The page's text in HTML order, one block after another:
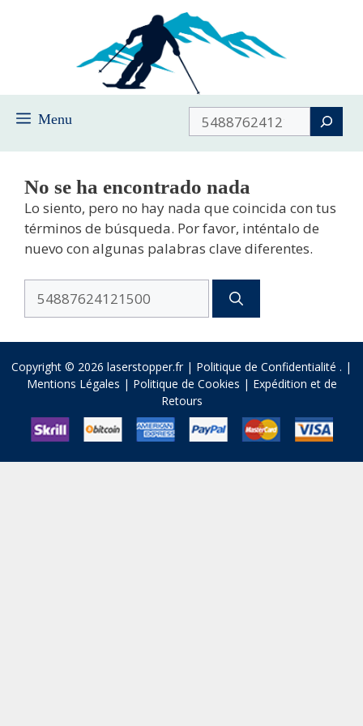
Menu Buscar
No se ha encontrado nada
Lo siento, pero no hay nada que coincida con tus
términos de búsqueda. Por favor, inténtalo de
nuevo con algunas palabras clave diferentes.
Copyright © 2026 laserstopper.fr | Politique de Confidentialité . |
Mentions Légales | Politique de Cookies | Expédition et de
Retours